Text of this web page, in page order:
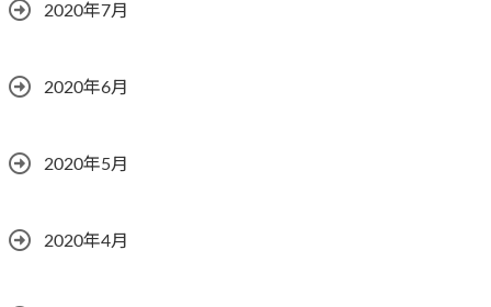
2020年7月
2020年6月
2020年5月
2020年4月